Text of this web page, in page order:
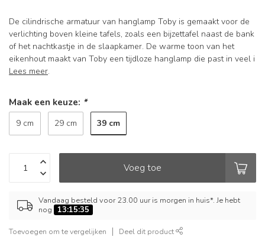
De cilindrische armatuur van hanglamp Toby is gemaakt voor de
verlichting boven kleine tafels, zoals een bijzettafel naast de bank
of het nachtkastje in de slaapkamer. De warme toon van het
eikenhout maakt van Toby een tijdloze hanglamp die past in veel i
Lees meer.
Maak een keuze: *
9 cm 29 cm 39 cm
Voeg toe
Vandaag besteld voor 23.00 uur is morgen in huis*. Je hebt
nog
13:15:35
Toevoegen om te vergelijken Deel dit product